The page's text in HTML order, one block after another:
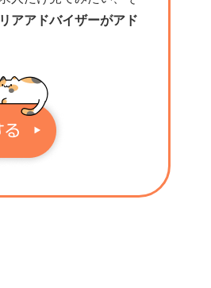
アアドバイザーがアド